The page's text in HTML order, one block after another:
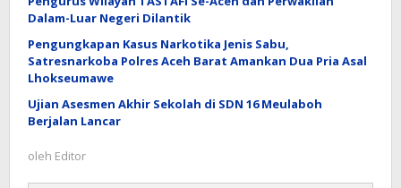
Dalam-Luar Negeri Dilantik
Pengungkapan Kasus Narkotika Jenis Sabu,
Satresnarkoba Polres Aceh Barat Amankan Dua Pria Asal
Lhokseumawe
Ujian Asesmen Akhir Sekolah di SDN 16 Meulaboh
Berjalan Lancar
oleh Editor